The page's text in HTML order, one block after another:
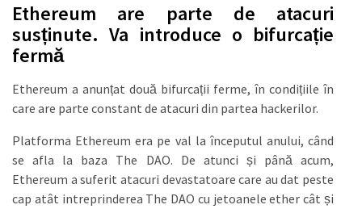
Ethereum are parte de atacuri
susținute. Va introduce o bifurcație
fermă
Ethereum a anunțat două bifurcații ferme, în condițiile în
care are parte constant de atacuri din partea hackerilor.
Platforma Ethereum era pe val la începutul anului, când
se afla la baza The DAO. De atunci și până acum,
Ethereum a suferit atacuri devastatoare care au dat peste
cap atât intreprinderea The DAO cu jetoanele ether cât și